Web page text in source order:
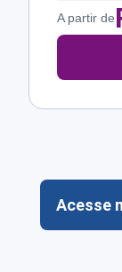
A partir de
Acesse